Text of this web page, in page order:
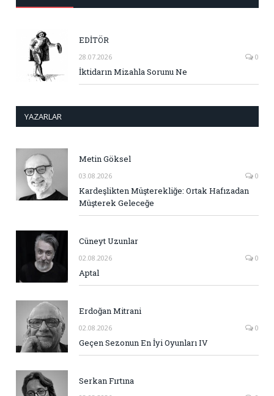
EDİTÖR
28.07.2026 0
İktidarın Mizahla Sorunu Ne
YAZARLAR
Metin Göksel
03.08.2026 0
Kardeşlikten Müşterekliğe: Ortak Hafızadan
Müşterek Geleceğe
Cüneyt Uzunlar
02.08.2026 0
Aptal
Erdoğan Mitrani
02.08.2026 0
Geçen Sezonun En İyi Oyunları IV
Serkan Fırtına